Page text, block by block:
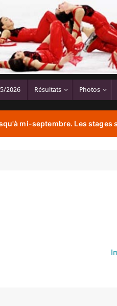
2026 Résultats Photos
mi-septembre. Les stages